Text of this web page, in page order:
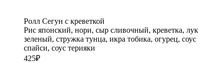
Ролл Сегун с креветкой
Рис японский, нори, сыр сливочный, креветка, лук
зеленый, стружка тунца, икра тобика, огурец, соус
спайси, соус терияки
425₽